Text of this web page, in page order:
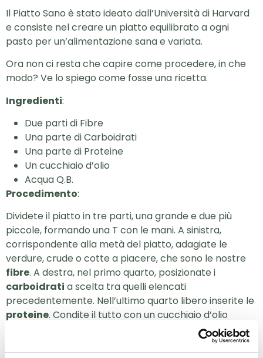
Il Piatto Sano è stato ideato dall’Università di Harvard
e consiste nel creare un piatto equilibrato a ogni
pasto per un’alimentazione sana e variata.
Ora non ci resta che capire come procedere, in che
modo? Ve lo spiego come fosse una ricetta.
Ingredienti:
Due parti di Fibre
Una parte di Carboidrati
Una parte di Proteine
Un cucchiaio d’olio
Acqua Q.B.
Procedimento:
Dividete il piatto in tre parti, una grande e due più
piccole, formando una T con le mani. A sinistra,
corrispondente alla metà del piatto, adagiate le
verdure, crude o cotte a piacere, che sono le nostre
fibre. A destra, nel primo quarto, posizionate i
carboidrati a scelta tra quelli elencati
precedentemente. Nell’ultimo quarto libero inserite le
proteine. Condite il tutto con un cucchiaio d’olio
extravergine d’oliva e versatevi un bel bicchiere